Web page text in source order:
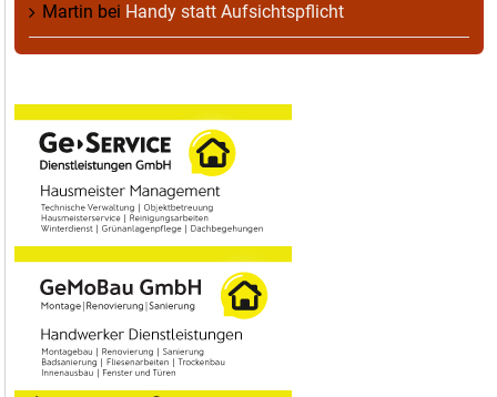
Martin bei Handy statt Aufsichtspflicht